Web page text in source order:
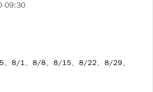
09:30
、8/1、8/8、8/15、8/22、8/29、